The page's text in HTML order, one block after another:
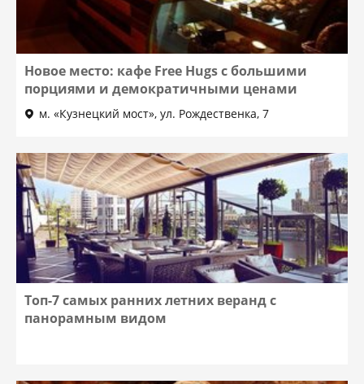
Новое место: кафе Free Hugs с большими
порциями и демократичными ценами
м. «Кузнецкий мост», ул. Рождественка, 7
Топ-7 самых ранних летних веранд с
панорамным видом